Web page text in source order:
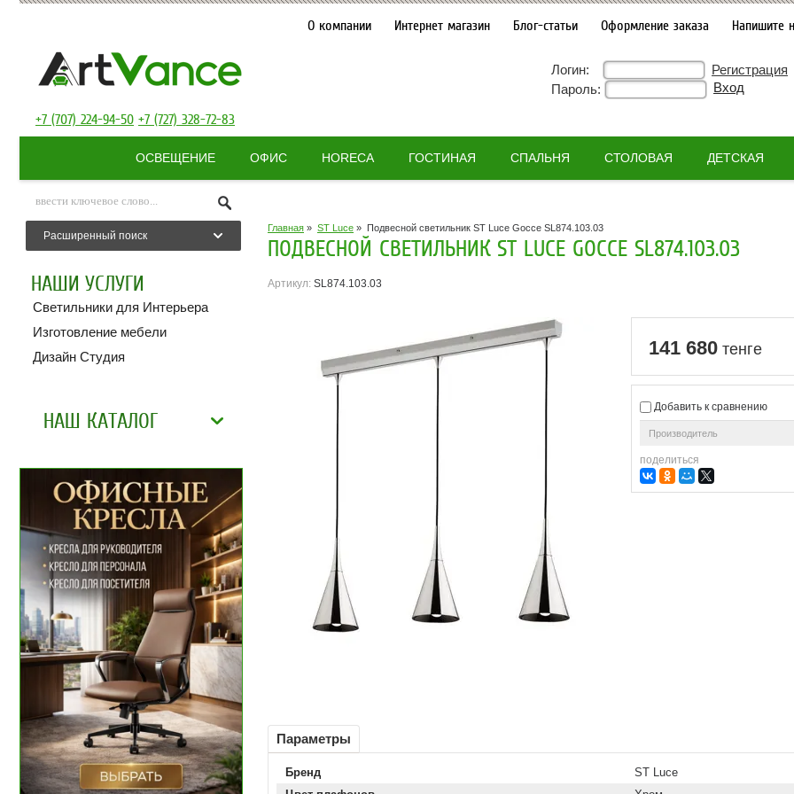
О компании Интернет магазин Блог-статьи Оформление заказа Напишите
Логин: Регистрация
Пароль:
+7 (707) 224-94-50 +7 (727) 328-72-83
ОСВЕЩЕНИЕ ОФИС HORECA ГОСТИНАЯ СПАЛЬНЯ СТОЛОВАЯ ДЕТСКАЯ
Расширенный поиск
НАШИ УСЛУГИ
Светильники для Интерьера
Изготовление мебели
Дизайн Студия
НАШ КАТАЛОГ
Главная » ST Luce » Подвесной светильник ST Luce Gocce SL874.103.03
ПОДВЕСНОЙ СВЕТИЛЬНИК ST LUCE GOCCE SL874.103.03
Артикул: SL874.103.03
141 680 тенге
Добавить к сравнению
Производитель
поделиться
Параметры
Бренд
ST Luce